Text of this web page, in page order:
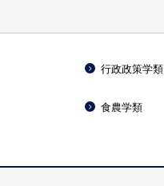
行政政策学類
食農学類